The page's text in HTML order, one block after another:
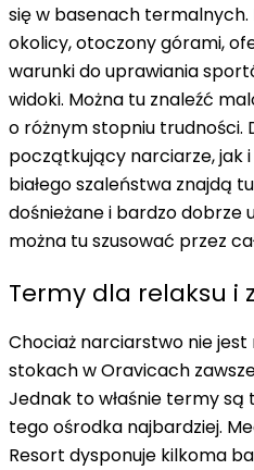
się w basenach termalnych.
okolicy, otoczony górami,
warunki do uprawiania
widoki. Można tu znaleźć
o różnym stopniu trudności.
początkujący narciarze, jak
białego szaleństwa znajdą
dośnieżane i bardzo dobrze
można tu szusować przez
Termy dla relaksu i
Chociaż narciarstwo nie
stokach w Oravicach
Jednak to właśnie termy
tego ośrodka najbardziej.
Resort dysponuje kilkoma